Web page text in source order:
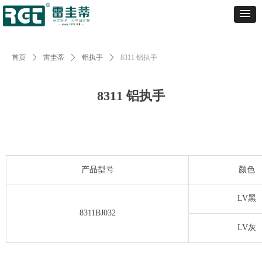
首页 ꄲ 雷圭蒂 ꄲ 铝执手 ꄲ 8311 铝执手
8311 铝执手
产品型号 颜色
8311BJ032
LV黑
LV灰